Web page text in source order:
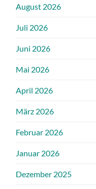
August 2026
Juli 2026
Juni 2026
Mai 2026
April 2026
März 2026
Februar 2026
Januar 2026
Dezember 2025